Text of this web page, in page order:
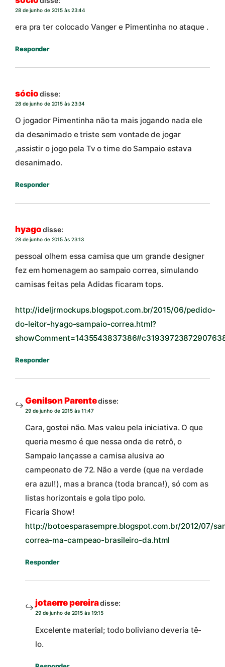
28 de junho de 2015 às 23:44
era pra ter colocado Vanger e Pimentinha no ataque .
Responder
sócio disse:
28 de junho de 2015 às 23:34
O jogador Pimentinha não ta mais jogando nada ele
da desanimado e triste sem vontade de jogar
,assistir o jogo pela Tv o time do Sampaio estava
desanimado.
Responder
hyago disse:
28 de junho de 2015 às 23:13
pessoal olhem essa camisa que um grande designer
fez em homenagem ao sampaio correa, simulando
camisas feitas pela Adidas ficaram tops.
http://ideljrmockups.blogspot.com.br/2015/06/pedido-
do-leitor-hyago-sampaio-correa.html?
Responder
Genilson Parentedisse:
29 de junho de 2015 às 11:47
Cara, gostei não. Mas valeu pela iniciativa. O que
queria mesmo é que nessa onda de retrô, o
Sampaio lançasse a camisa alusiva ao
campeonato de 72. Não a verde (que na verdade
era azul!), mas a branca (toda branca!), só com as
listas horizontais e gola tipo polo.
Ficaria Show!
http://botoesparasempre.blogspot.com.br/2012/07/
correa-ma-campeao-brasileiro-da.html
Responder
jotaerre pereiradisse:
29 de junho de 2015 às 19:15
Excelente material; todo boliviano deveria tê-
lo.